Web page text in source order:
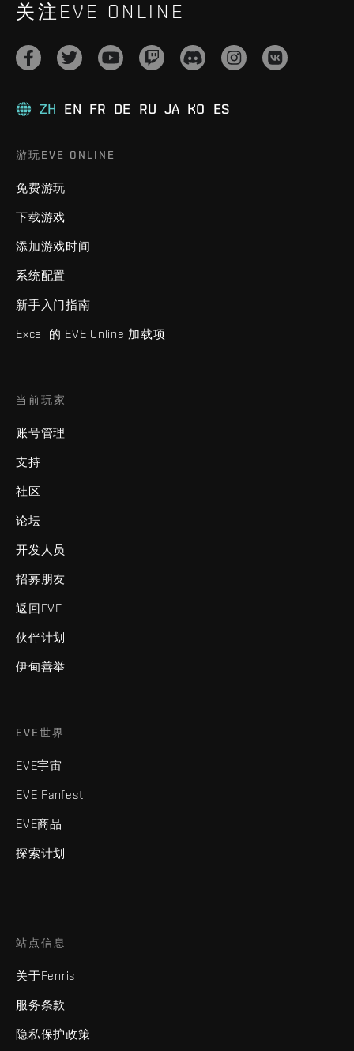
关注EVE ONLINE
ZH EN FR DE RU JA KO ES
游玩EVE ONLINE
免费游玩
下载游戏
添加游戏时间
系统配置
新手入门指南
Excel 的 EVE Online 加载项
当前玩家
账号管理
支持
社区
论坛
开发人员
招募朋友
返回EVE
伙伴计划
伊甸善举
EVE世界
EVE宇宙
EVE Fanfest
EVE商品
探索计划
站点信息
关于Fenris
服务条款
隐私保护政策